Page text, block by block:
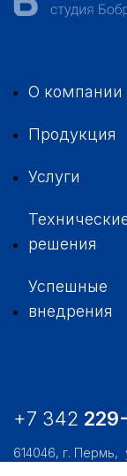
О компании
Продукция
Услуги
решения
Успешные
внедрения
+7 342
614046, г. Пермь,